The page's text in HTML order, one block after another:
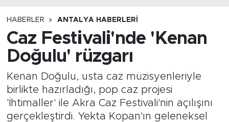
HABERLER ANTALYA HABERLERI
Caz Festivali'nde 'Kenan
Doğulu' rüzgarı
Kenan Doğulu, usta caz müzisyenleriyle
birlikte hazırladığı, pop caz projesi
'İhtimaller' ile Akra Caz Festivali'nin açılışını
gerçekleştirdi. Yekta Kopan'ın geleneksel
Gündem
İlçeler
Kültür- Sanat
Magazin
Tüm Manşetler
Son Dakika Haberleri
Haber Arşivi